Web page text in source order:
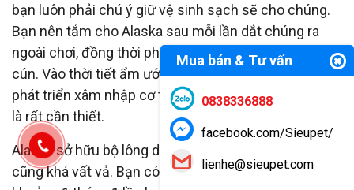
bạn luôn phải chú ý giữ vệ sinh sạch sẽ cho chúng.
Bạn nên tắm cho Alaska sau mỗi lần dắt chúng ra
ngoài chơi, đồng thời phải lau dọn sạch sẽ nơi ở của
cún. Vào thời tiết ẩm ướt, để tránh các loại vi khuẩn
phát triển xâm nhập cơ thể thì dọn dẹp nơi cún sống
là rất cần thiết.
Alaska sở hữu bộ lông dày và dài nên việc chăm sóc
cũng khá vất vả. Bạn có thể đưa chúng tới các Spa
Mua bán & Tư vấn
0838336888
facebook.com/Sieupet/
lienhe@sieupet.com